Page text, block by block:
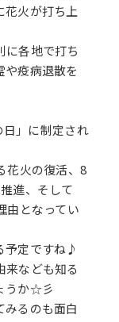
花火が打ち上
に各地で打ち
や疫病退散を
」に制定され
花火の復活、8
進、そして
由となってい
予定ですね♪
なども知る
うか☆彡
るのも面白